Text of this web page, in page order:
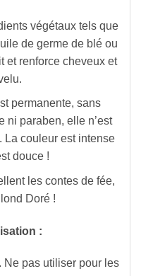
végétaux tels que
de germe de blé ou
et renforce cheveux et
permanente, sans
ni paraben, elle n’est
La couleur est intense
douce !
les contes de fée,
Doré !
:
Ne pas utiliser pour les